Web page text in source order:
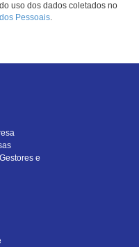
uso dos dados coletados no
Pessoais.
e